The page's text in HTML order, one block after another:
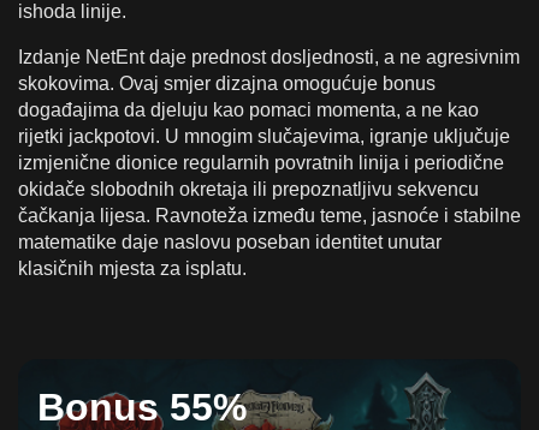
ishoda linije.
Izdanje NetEnt daje prednost dosljednosti, a ne agresivnim
skokovima. Ovaj smjer dizajna omogućuje bonus
događajima da djeluju kao pomaci momenta, a ne kao
rijetki jackpotovi. U mnogim slučajevima, igranje uključuje
izmjenične dionice regularnih povratnih linija i periodične
okidače slobodnih okretaja ili prepoznatljivu sekvencu
čačkanja lijesa. Ravnoteža između teme, jasnoće i stabilne
matematike daje naslovu poseban identitet unutar
klasičnih mjesta za isplatu.
Bonus 55%